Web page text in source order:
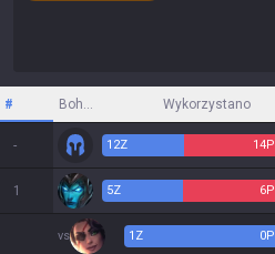
# Bohater Wykorzystano
- 12Z 14P
1 5Z 6P
vs 1 Z 0P